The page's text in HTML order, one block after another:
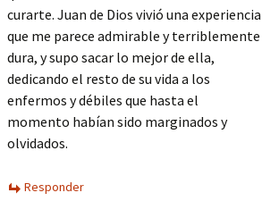
curarte. Juan de Dios vivió una experiencia
que me parece admirable y terriblemente
dura, y supo sacar lo mejor de ella,
dedicando el resto de su vida a los
enfermos y débiles que hasta el
momento habían sido marginados y
olvidados.
Responder